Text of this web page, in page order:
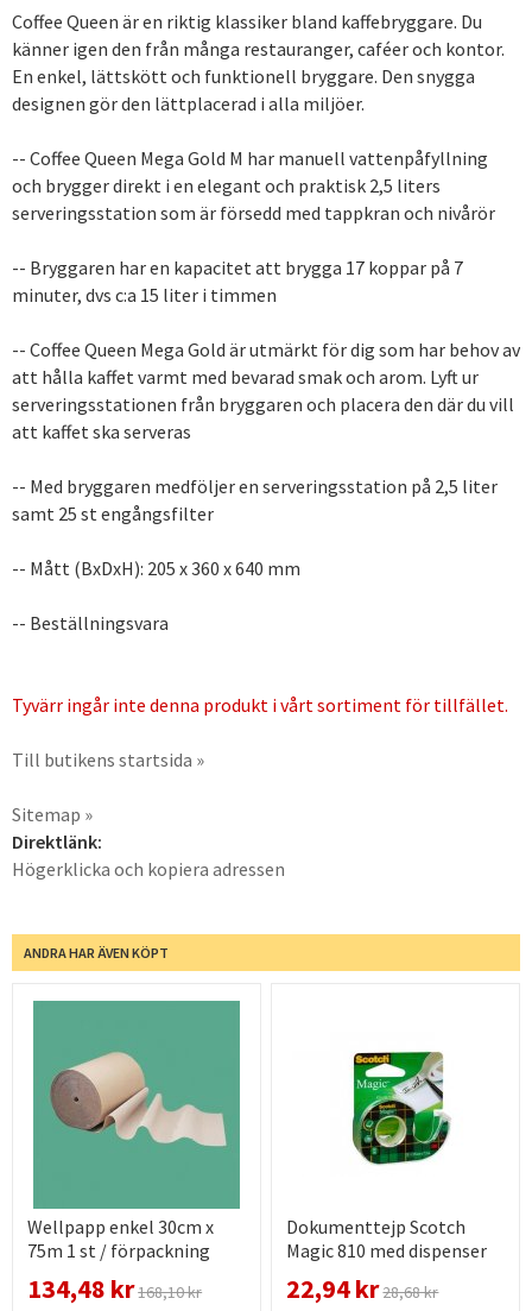
Coffee Queen är en riktig klassiker bland kaffebryggare. Du
känner igen den från många restauranger, caféer och kontor.
En enkel, lättskött och funktionell bryggare. Den snygga
designen gör den lättplacerad i alla miljöer.
-- Coffee Queen Mega Gold M har manuell vattenpåfyllning
och brygger direkt i en elegant och praktisk 2,5 liters
serveringsstation som är försedd med tappkran och nivårör
-- Bryggaren har en kapacitet att brygga 17 koppar på 7
minuter, dvs c:a 15 liter i timmen
-- Coffee Queen Mega Gold är utmärkt för dig som har behov av
att hålla kaffet varmt med bevarad smak och arom. Lyft ur
serveringsstationen från bryggaren och placera den där du vill
att kaffet ska serveras
-- Med bryggaren medföljer en serveringsstation på 2,5 liter
samt 25 st engångsfilter
-- Mått (BxDxH): 205 x 360 x 640 mm
-- Beställningsvara
Tyvärr ingår inte denna produkt i vårt sortiment för tillfället.
Till butikens startsida »
Sitemap »
Direktlänk:
Högerklicka och kopiera adressen
ANDRA HAR ÄVEN KÖPT
Wellpapp enkel 30cm x
75m 1 st / förpackning
134,48 kr168,10 kr
Dokumenttejp Scotch
Magic 810 med dispenser
19mm x 7,5m 1 st /
förpackning
22,94 kr28,68 kr